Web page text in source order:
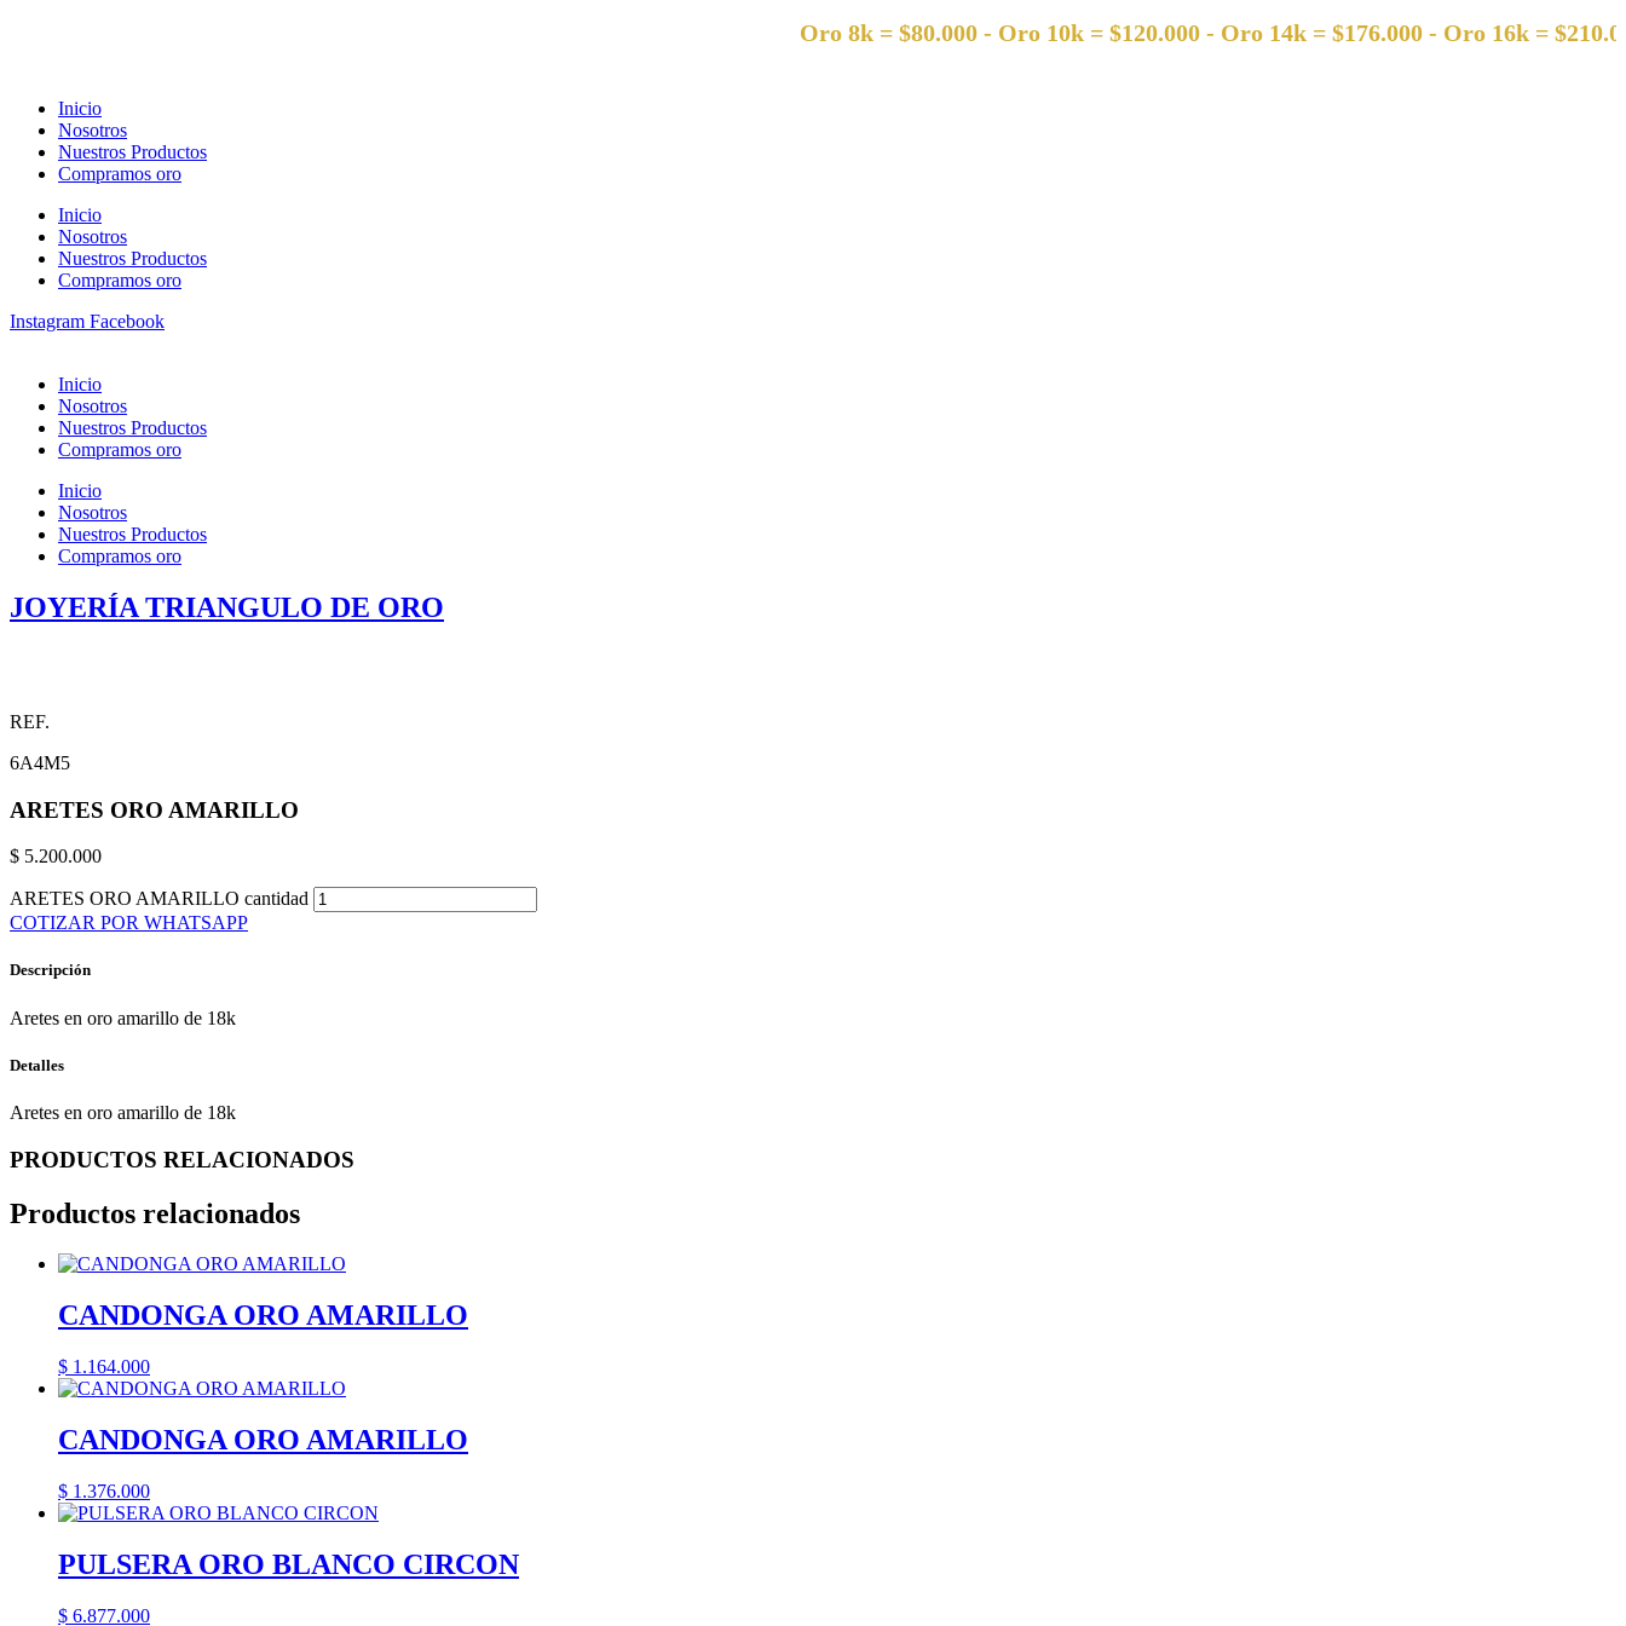
Oro 8k = $80.000 - Oro 10k = $120.000 - Oro 14k = $176.000 - Oro 16k = $210.000 -
Inicio
Nosotros
Nuestros Productos
Compramos oro
Inicio
Nosotros
Nuestros Productos
Compramos oro
Instagram Facebook
Inicio
Nosotros
Nuestros Productos
Compramos oro
Inicio
Nosotros
Nuestros Productos
Compramos oro
JOYERÍA TRIANGULO DE ORO
REF.
6A4M5
ARETES ORO AMARILLO
$ 5.200.000
ARETES ORO AMARILLO cantidad
COTIZAR POR WHATSAPP
Descripción
Aretes en oro amarillo de 18k
Detalles
Aretes en oro amarillo de 18k
PRODUCTOS RELACIONADOS
Productos relacionados
CANDONGA ORO AMARILLO
$ 1.164.000
CANDONGA ORO AMARILLO
$ 1.376.000
PULSERA ORO BLANCO CIRCON
$ 6.877.000